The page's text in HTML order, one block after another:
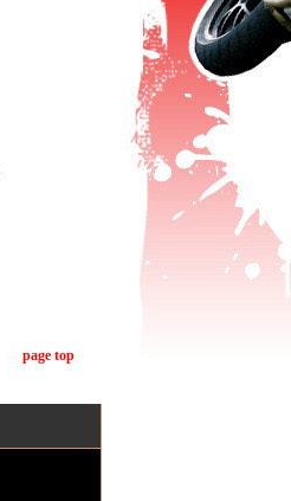
page top